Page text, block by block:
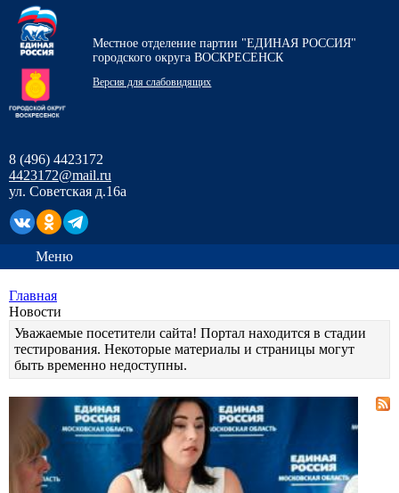
Местное отделение партии "ЕДИНАЯ РОССИЯ"
городского округа ВОСКРЕСЕНСК
Версия для слабовидящих
8 (496) 4423172
4423172@mail.ru
ул. Советская д.16а
Меню
Главная
Новости
Уважаемые посетители сайта! Портал находится в стадии
тестирования. Некоторые материалы и страницы могут
быть временно недоступны.